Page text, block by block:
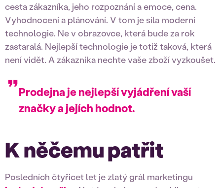
cesta zákazníka, jeho rozpoznání a emoce, cena.
Vyhodnocení a plánování. V tom je síla moderní
technologie. Ne v obrazovce, která bude za rok
zastaralá. Nejlepší technologie je totiž taková, která
není vidět. A zákazníka nechte vaše zboží vyzkoušet.
Prodejna je nejlepší vyjádření vaší
značky a jejích hodnot.
K něčemu patřit
Posledních čtyřicet let je zlatý grál marketingu